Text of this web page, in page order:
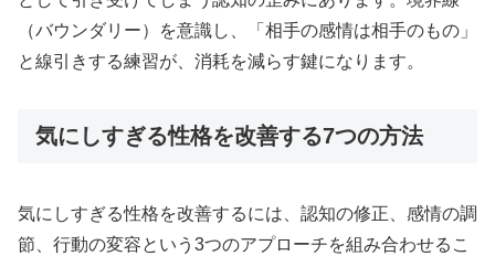
（バウンダリー）を意識し、「相手の感情は相手のもの」
と線引きする練習が、消耗を減らす鍵になります。
気にしすぎる性格を改善する7つの方法
気にしすぎる性格を改善するには、認知の修正、感情の調
節、行動の変容という3つのアプローチを組み合わせるこ